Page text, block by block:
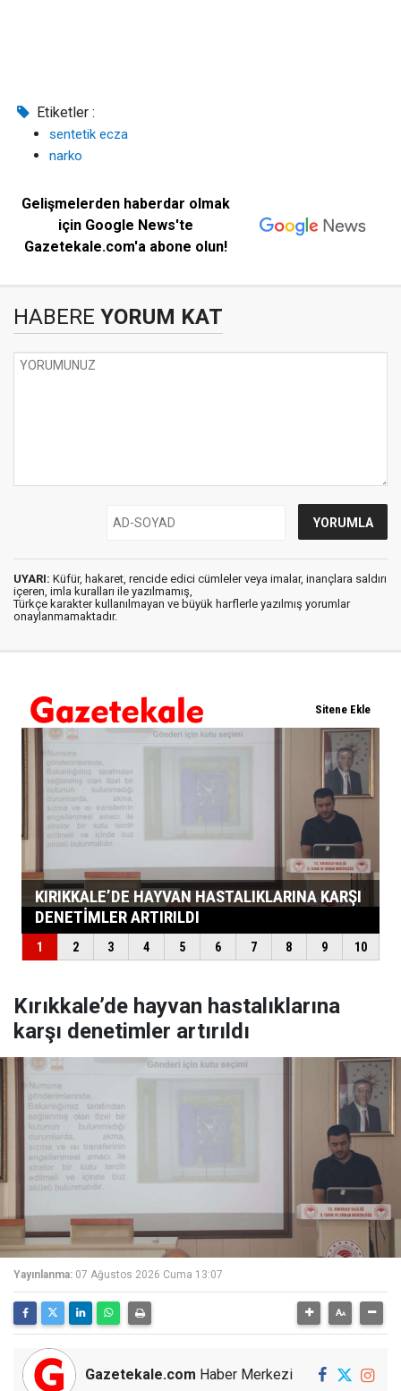
Etiketler :
sentetik ecza
narko
Gelişmelerden haberdar olmak
için Google News'te
Gazetekale.com'a abone olun!
HABERE YORUM KAT
UYARI: Küfür, hakaret, rencide edici cümleler veya imalar, inançlara saldırı
içeren, imla kuralları ile yazılmamış,
Türkçe karakter kullanılmayan ve büyük harflerle yazılmış yorumlar
onaylanmamaktadır.
Kırıkkale’de hayvan hastalıklarına
karşı denetimler artırıldı
Yayınlanma: 07 Ağustos 2026 Cuma 13:07
Gazetekale.com Haber Merkezi